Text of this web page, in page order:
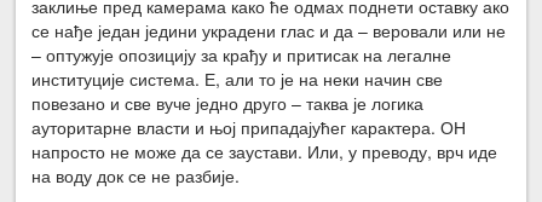
заклиње пред камерама како ће одмах поднети оставку ако
се нађе један једини украдени глас и да – веровали или не
– оптужује опозицију за крађу и притисак на легалне
институције система. Е, али то је на неки начин све
повезано и све вуче једно друго – таква је логика
ауторитарне власти и њој припадајућег карактера. ОН
напросто не може да се заустави. Или, у преводу, врч иде
на воду док се не разбије.